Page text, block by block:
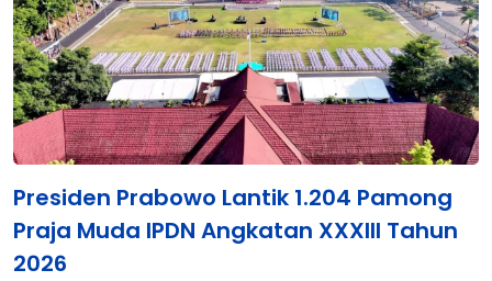
Presiden Prabowo Lantik 1.204 Pamong
Praja Muda IPDN Angkatan XXXIII Tahun
2026